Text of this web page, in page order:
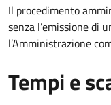
Il procedimento
senza l’emissione di
l’Amministrazione
Tempi e